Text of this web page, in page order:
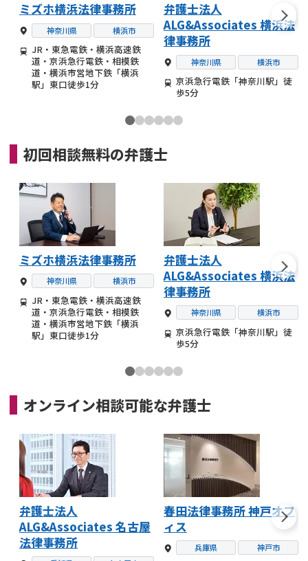
ミズホ横浜法律事務所
神奈川県 横浜市
JR・東急電鉄・横浜高速鉄
道・京浜急行電鉄・相模鉄
道・横浜市営地下鉄「横浜
駅」東口徒歩1分
弁護士法人
ALG&Associates 横浜法
律事務所
神奈川県 横浜市
京浜急行電鉄「神奈川駅」徒
歩5分
初回相談無料の弁護士
ミズホ横浜法律事務所
神奈川県 横浜市
JR・東急電鉄・横浜高速鉄
道・京浜急行電鉄・相模鉄
道・横浜市営地下鉄「横浜
駅」東口徒歩1分
弁護士法人
ALG&Associates 横浜法
律事務所
神奈川県 横浜市
京浜急行電鉄「神奈川駅」徒
歩5分
オンライン相談可能な弁護士
弁護士法人
ALG&Associates 名古屋
法律事務所
春田法律事務所 神戸オフ
ィス
兵庫県 神戸市